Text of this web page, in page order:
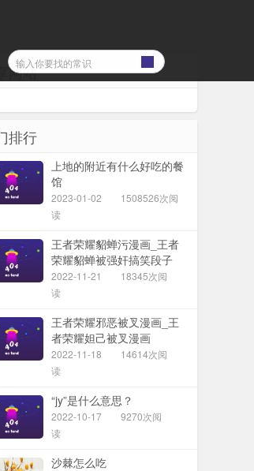
网站
排行
上地的附近有什么好吃的餐
馆
2023-01-02
1508526次阅
读
王者荣耀貂蝉污漫画_王者
荣耀貂蝉被强奸搞笑段子
2022-11-21
18345次阅
读
王者荣耀邪恶被叉漫画_王
者荣耀妲己被叉漫画
2022-11-18
14614次阅
读
“jy”是什么意思？
2022-10-17
9270次阅
读
沙棘怎么吃